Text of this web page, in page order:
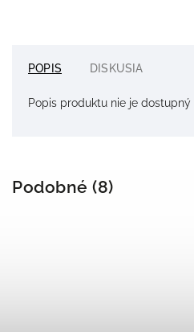
POPIS DISKUSIA
Popis produktu nie je dostupný
Podobné (8)